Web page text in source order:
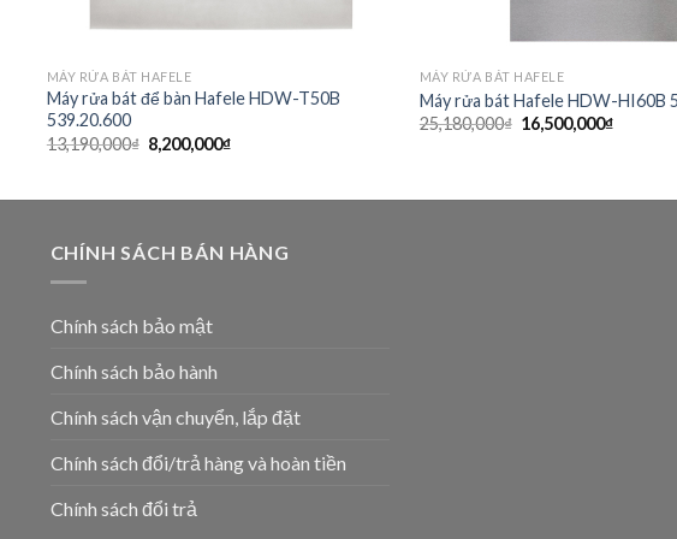
MÁY RỬA BÁT HAFELE
Máy rửa bát để bàn Hafele HDW-T50B
539.20.600
13,190,000₫ Giá
gốc
8,200,000₫Giá
MÁY RỬA BÁT HAFELE
Máy rửa bát Hafele HDW-HI60B
25,180,000₫ Giá
gốc
16,500,000₫Giá
CHÍNH SÁCH BÁN HÀNG
Chính sách bảo mật
Chính sách bảo hành
Chính sách vận chuyển, lắp đặt
Chính sách đổi/trả hàng và hoàn tiền
Chính sách đổi trả